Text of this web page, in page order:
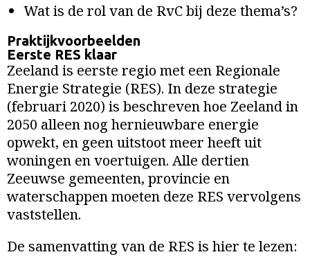
Wat is de rol van de RvC bij deze thema’s?
Praktijkvoorbeelden
Eerste RES klaar
Zeeland is eerste regio met een Regionale
Energie Strategie (RES). In deze strategie
(februari 2020) is beschreven hoe Zeeland in
2050 alleen nog hernieuwbare energie
opwekt, en geen uitstoot meer heeft uit
woningen en voertuigen. Alle dertien
Zeeuwse gemeenten, provincie en
waterschappen moeten deze RES vervolgens
vaststellen.
De samenvatting van de RES is hier te lezen: